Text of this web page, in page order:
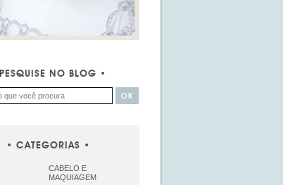
PESQUISE NO BLOG
CATEGORIAS
CABELO E
MAQUIAGEM